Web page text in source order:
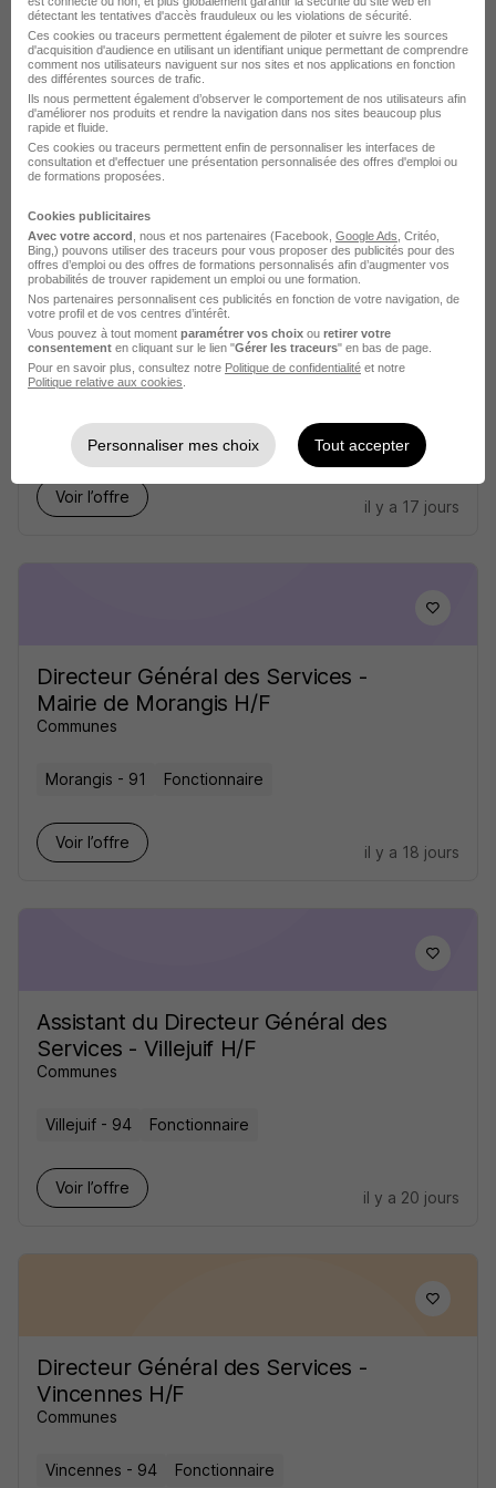
intercommunale
Joinville-le-Pont - 94 Fonctionnaire
Voir l’offre
il y a 14 jours
Directeur Général des Services -
Vallée Sud - Grand Paris T2 H/F
Etablissements publics de coopération
intercommunale
Fontenay-aux-Roses - 92 Fonctionnaire
Voir l’offre
il y a 17 jours
Directeur Général des Services -
Mairie de Morangis H/F
Communes
Morangis - 91 Fonctionnaire
Voir l’offre
il y a 18 jours
Assistant du Directeur Général des
Services - Villejuif H/F
Communes
Villejuif - 94 Fonctionnaire
Voir l’offre
il y a 20 jours
Directeur Général des Services -
Vincennes H/F
Communes
Vincennes - 94 Fonctionnaire
détectant les tentatives d'accès frauduleux ou les violations de sécurité.
Ces cookies ou traceurs permettent également de piloter et suivre les sources
d'acquisition d'audience en utilisant un identifiant unique permettant de comprendre
comment nos utilisateurs naviguent sur nos sites et nos applications en fonction
des différentes sources de trafic.
Ils nous permettent également d’observer le comportement de nos utilisateurs afin
d'améliorer nos produits et rendre la navigation dans nos sites beaucoup plus
rapide et fluide.
Ces cookies ou traceurs permettent enfin de personnaliser les interfaces de
consultation et d'effectuer une présentation personnalisée des offres d'emploi ou
de formations proposées.
Cookies publicitaires
Avec votre accord , nous et nos partenaires (Facebook, Google Ads , Critéo,
Bing,) pouvons utiliser des traceurs pour vous proposer des publicités pour des
offres d’emploi ou des offres de formations personnalisés afin d’augmenter vos
probabilités de trouver rapidement un emploi ou une formation.
Nos partenaires personnalisent ces publicités en fonction de votre navigation, de
votre profil et de vos centres d’intérêt.
Vous pouvez à tout moment paramétrer vos choix ou retirer votre
consentement en cliquant sur le lien "Gérer les traceurs" en bas de page.
Pour en savoir plus, consultez notre Politique de confidentialité et notre
Politique relative aux cookies
Personnaliser mes choix Tout accepter